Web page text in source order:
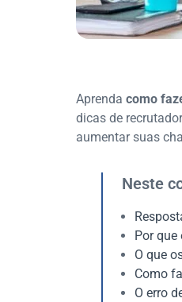
Aprenda como
dicas de
aumentar suas
Neste
Por
O que
Como
O erro